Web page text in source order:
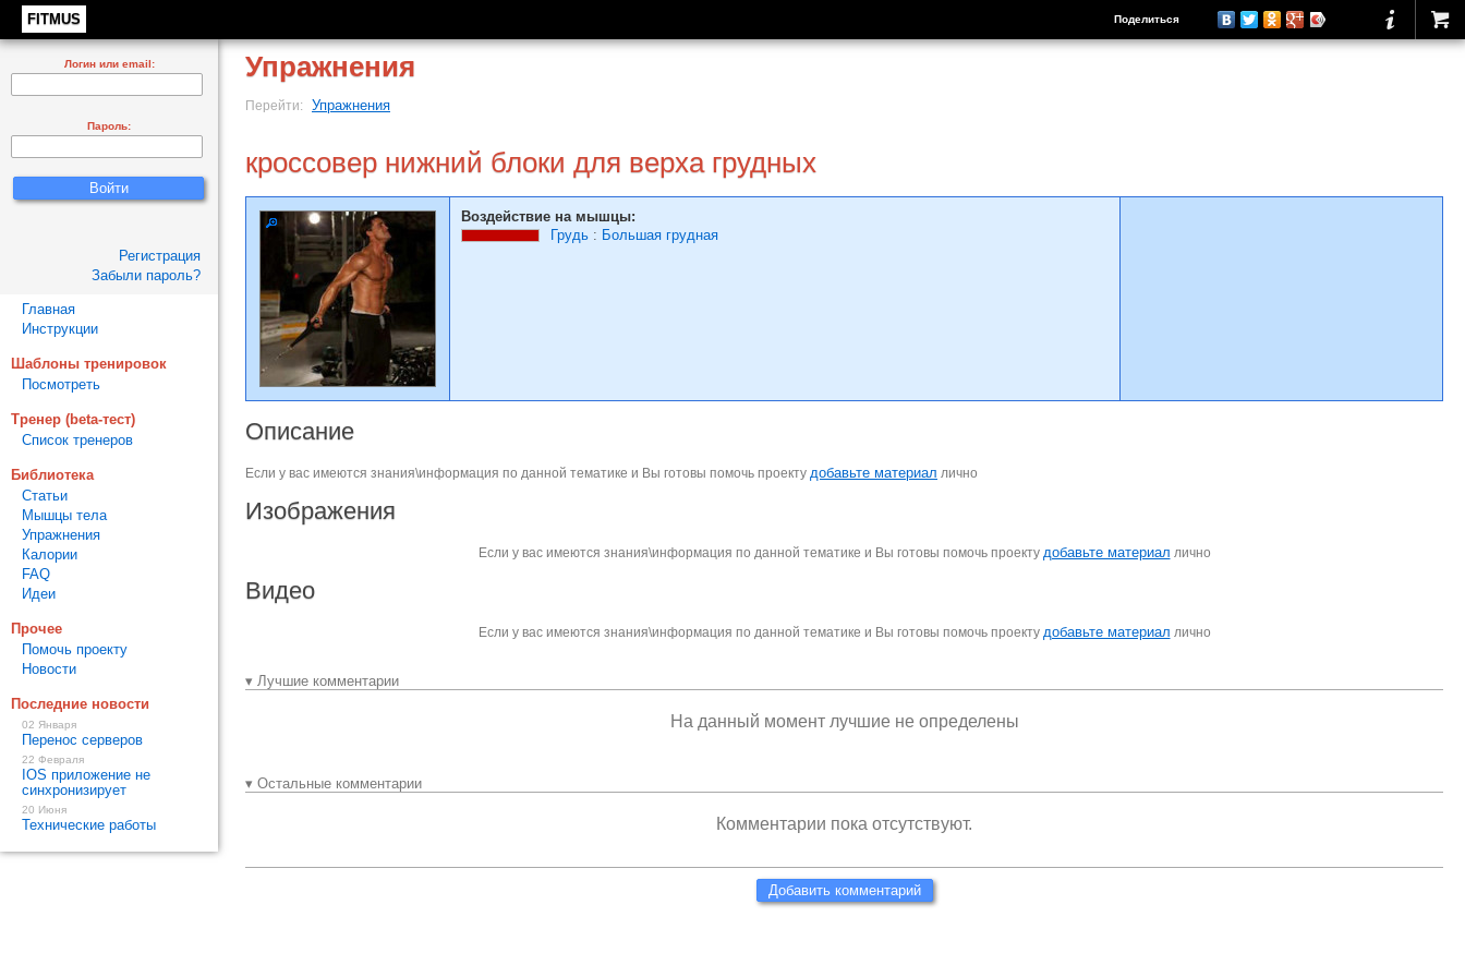
FITMUS Поделиться
Упражнения
Перейти: Упражнения
кроссовер нижний блоки для верха грудных
Воздействие на мышцы:
Грудь : Большая грудная
Описание
Если у вас имеются знания\информация по данной тематике и Вы готовы помочь проекту добавьте материал лично
Изображения
Если у вас имеются знания\информация по данной тематике и Вы готовы помочь проекту добавьте материал лично
Видео
Если у вас имеются знания\информация по данной тематике и Вы готовы помочь проекту добавьте материал лично
▾ Лучшие комментарии
На данный момент лучшие не определены
▾ Остальные комментарии
Комментарии пока отсутствуют.
Добавить комментарий
Логин или email:
Пароль:
Регистрация
Забыли пароль?
Главная
Инструкции
Шаблоны тренировок
Посмотреть
Тренер (beta-тест)
Список тренеров
Библиотека
Статьи
Мышцы тела
Упражнения
Калории
FAQ
Идеи
Прочее
Помочь проекту
Новости
Последние новости
02 Января
Перенос серверов
22 Февраля
IOS приложение не
синхронизирует
20 Июня
Технические работы